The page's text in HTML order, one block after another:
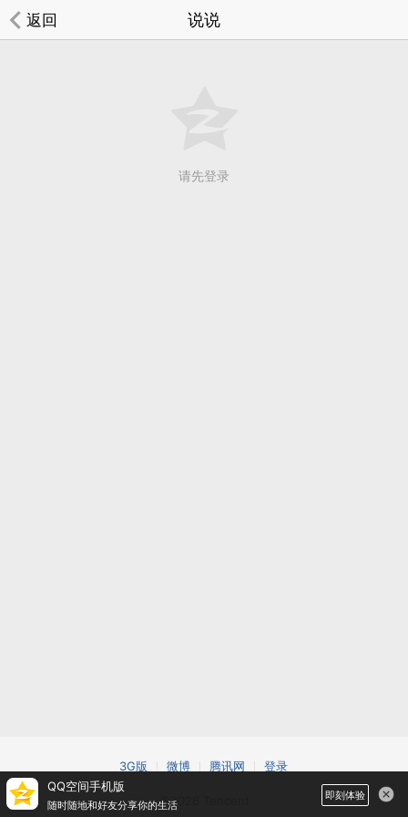
返回 说说
请先登录
3G版 微博 腾讯网 登录
©2026 Tencent 即刻体验
QQ空间手机版
随时随地和好友分享你的生活